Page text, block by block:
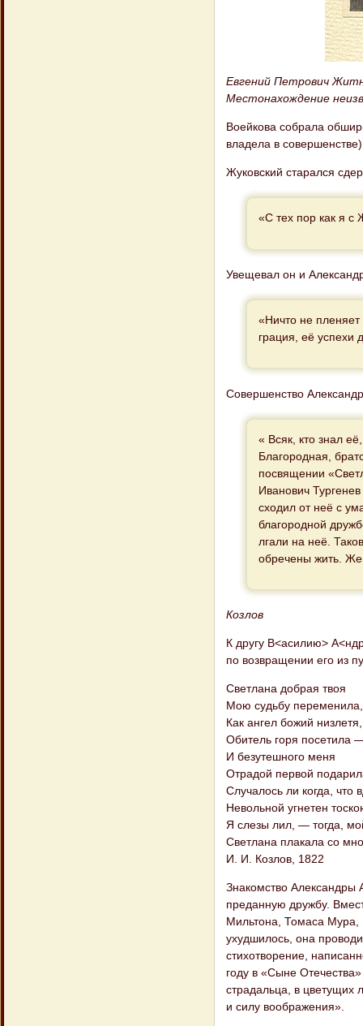
Евгений Петрович
Местонахождение
Воейкова собрала
владела в
Жуковский старался
«С тех пор как я с
Увещевал он и
«Ничто не
грация, её
Совершенство
« Всяк, кто знал
Благородная,
посвящении
Иванович
сходил от неё с
благородной
лгали на неё.
обречены жить.
Козлов
К другу В<асилию>
по возвращении его из
Светлана добрая твоя
Мою судьбу переменила,
Как ангел божий низлетя,
Обитель горя посетила
И безутешного меня
Отрадой первой
Случалось ли когда, что
Невольной угнетен
Я слезы лил, — тогда,
Светлана плакала со
И. И. Козлов, 1822
Знакомство Александры
преданную дружбу.
Мильтона, Томаса Мура,
ухудшилось, она
стихотворение,
году в «Сыне
страдальца, в цветущих
и силу воображения».